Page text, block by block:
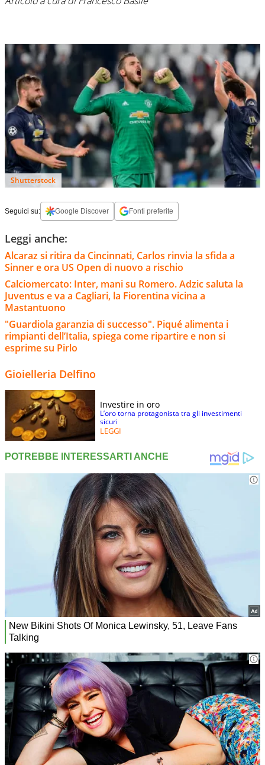
Shutterstock
Seguici su: Google Discover Fonti preferite
Leggi anche:
Alcaraz si ritira da Cincinnati, Carlos rinvia la sfida a
Sinner e ora US Open di nuovo a rischio
Calciomercato: Inter, mani su Romero. Adzic saluta la
Juventus e va a Cagliari, la Fiorentina vicina a
Mastantuono
"Guardiola garanzia di successo". Piqué alimenta i
rimpianti dell’Italia, spiega come ripartire e non si
esprime su Pirlo
Gioielleria Delfino
Investire in oro
L’oro torna protagonista tra gli investimenti
sicuri
LEGGI